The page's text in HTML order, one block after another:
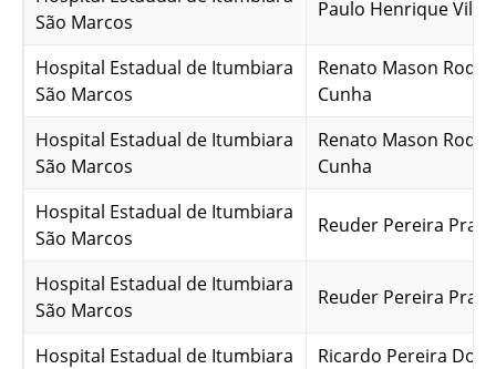
São Marcos
Paulo Henrique
Hospital Estadual de Itumbiara
São Marcos
Renato Mason
Cunha
Hospital Estadual de Itumbiara
São Marcos
Renato Mason
Cunha
Hospital Estadual de Itumbiara
São Marcos
Reuder Pereira
Hospital Estadual de Itumbiara
São Marcos
Reuder Pereira
Hospital Estadual de Itumbiara
Ricardo Pereira